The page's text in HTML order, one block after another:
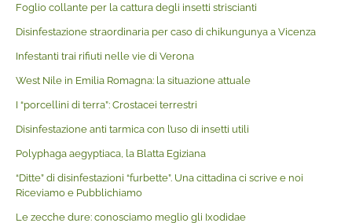
Foglio collante per la cattura degli insetti striscianti
Disinfestazione straordinaria per caso di chikungunya a Vicenza
Infestanti trai rifiuti nelle vie di Verona
West Nile in Emilia Romagna: la situazione attuale
I “porcellini di terra”: Crostacei terrestri
Disinfestazione anti tarmica con l’uso di insetti utili
Polyphaga aegyptiaca, la Blatta Egiziana
“Ditte” di disinfestazioni “furbette”. Una cittadina ci scrive e noi
Riceviamo e Pubblichiamo
Le zecche dure: conosciamo meglio gli Ixodidae